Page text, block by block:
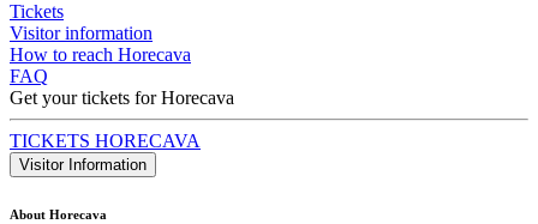
Tickets
Visitor information
How to reach Horecava
FAQ
Get your tickets for Horecava
TICKETS HORECAVA
Visitor Information
About Horecava